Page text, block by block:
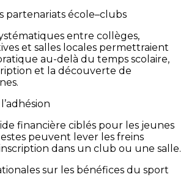
partenariats école–clubs
entre collèges,
et salles locales permettraient
au-delà du temps scolaire,
et la découverte de
financière ciblés pour les jeunes
peuvent lever les freins
dans un club ou une salle.
sur les bénéfices du sport